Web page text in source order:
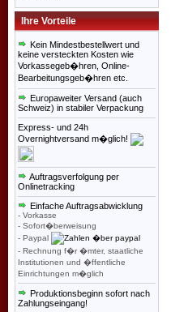
Ihre Vorteile
Kein Mindestbestellwert und
keine versteckten Kosten wie
Vorkassegeb�hren, Online-
Bearbeitungsgeb�hren etc.
Europaweiter Versand (auch
Schweiz) in stabiler Verpackung
Express- und 24h
Overnightversand m�glich!
Auftragsverfolgung per
Onlinetracking
Einfache Auftragsabwicklung
- Vorkasse
- Sofort�berweisung
- Paypal
- Rechnung f�r �mter, staatliche
Institutionen und �ffentliche
Einrichtungen m�glich
Produktionsbeginn sofort nach
Zahlungseingang!